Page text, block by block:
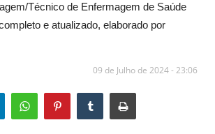
Técnico de Enfermagem de Saúde
e atualizado, elaborado por
09 de Julho de 2024 - 23:06